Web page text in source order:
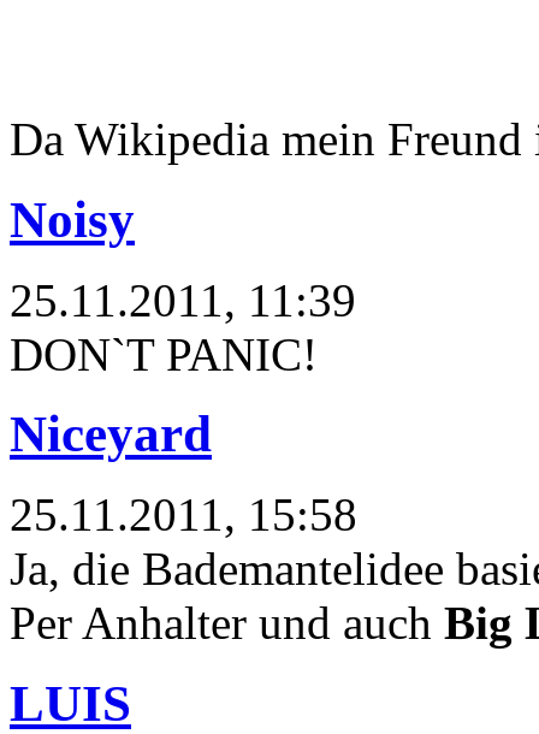
Da Wikipedia mein
Noisy
25.11.2011, 11:39
DON`T PANIC!
Niceyard
25.11.2011, 15:58
Ja, die Bademantelidee
Per Anhalter und auch Big
LUIS